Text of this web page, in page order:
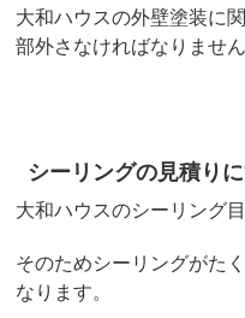
大和ハウスの外壁塗装に
部外さなければなりませ
シーリングの見積り
大和ハウスのシーリング
そのためシーリングがた
なります。